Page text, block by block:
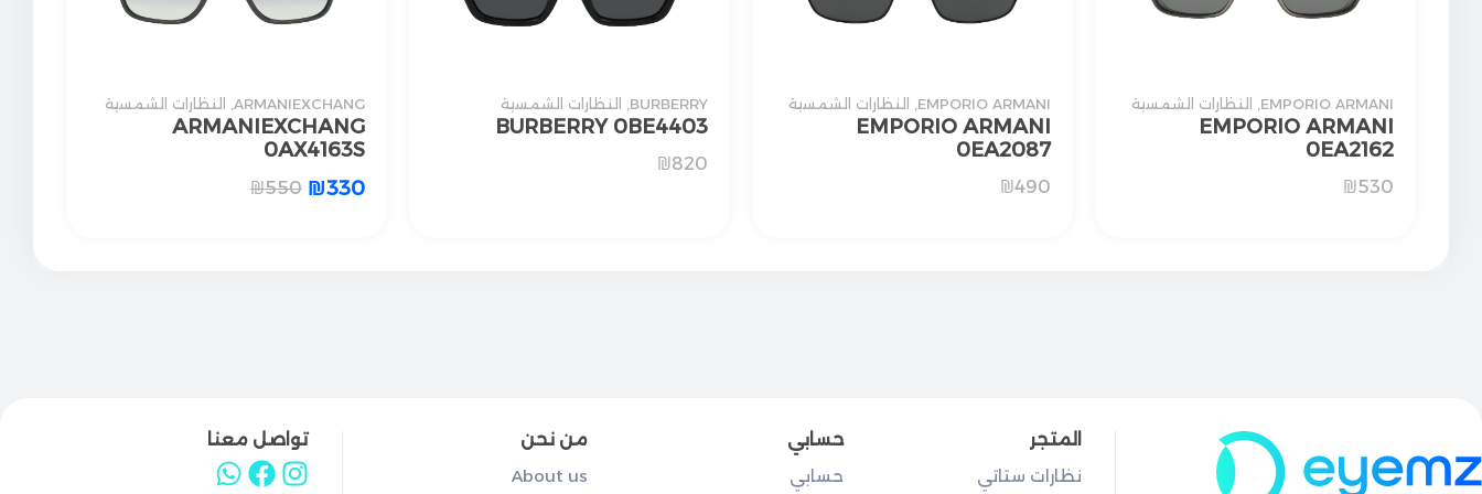
EMPORIO ARMANI النظارات الشمسية
EMPORIO ARMANI
0EA2162
₪530
EMPORIO ARMANI النظارات الشمسية
EMPORIO ARMANI
0EA2087
₪490
BURBERRY النظارات الشمسية
BURBERRY 0BE4403
₪820
ARMANIEXCHANG النظارات الشمسية
ARMANIEXCHANG
0AX4163S
₪550 ₪330
المتجر
نظارات ستاتي
حسابي
حسابي
من نحن
About us
تواصل معنا